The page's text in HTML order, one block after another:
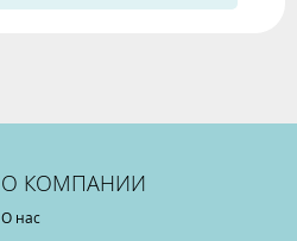
О КОМПАНИИ
О нас